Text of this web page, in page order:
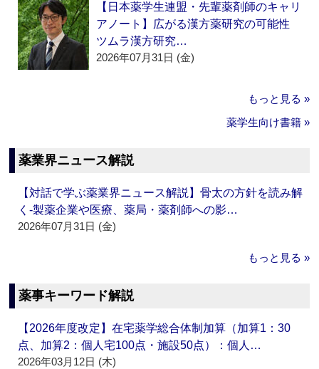
【日本薬学生連盟・先輩薬剤師のキャリ
アノート】広がる漢方薬研究の可能性
ツムラ漢方研究…
2026年07月31日 (金)
もっと見る »
薬学生向け書籍 »
薬業界ニュース解説
【対話で学ぶ薬業界ニュース解説】骨太の方針を読み解
く‐製薬企業や医療、薬局・薬剤師への影…
2026年07月31日 (金)
もっと見る »
薬事キーワード解説
【2026年度改定】在宅薬学総合体制加算（加算1：30
点、加算2：個人宅100点・施設50点）：個人…
2026年03月12日 (木)